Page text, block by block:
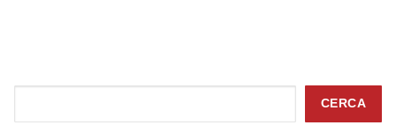
CERCA